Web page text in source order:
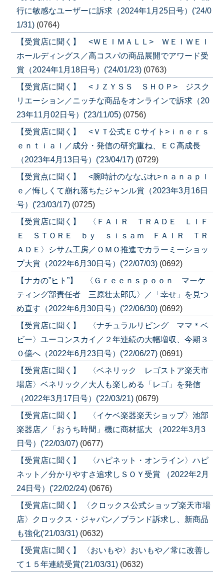
行に敏感なユーザーに訴求（2024年1月25日号）('24/0
1/31) (0764)
【受賞店に聞く】 <ＷＥＩＭＡＬＬ> ＷＥＩＷＥＩ
ホールディングス／高コスパの商品展開でアワード受
賞（2024年1月18日号）('24/01/23) (0763)
【受賞店に聞く】 <ＪＺＹＳＳ ＳＨＯＰ> ジスク
リエーション／ニッチな商品をオンラインで訴求（20
23年11月02日号）('23/11/05) (0756)
【受賞店に聞く】 <ＶＴ公式ＥＣサイト>ｉｎｅｒｓ
ｅｎｔｉａｌ／成分・発信の研究重ね、ＥＣ高成長
（2023年4月13日号）('23/04/17) (0729)
【受賞点に聞く】 <腕時計のななぷれ>ｎａｎａｐｌ
ｅ／悔しくて崩れ落ちたジャンル賞（2023年3月16日
号）('23/03/17) (0725)
【受賞店に聞く】 〈ＦＡＩＲ ＴＲＡＤＥ ＬＩＦ
Ｅ ＳＴＯＲＥ ｂｙ ｓｉｓａｍ ＦＡＩＲ ＴＲ
ＡＤＥ〉シサム工房／ＯＭＯ推進でカラーミーショッ
プ大賞（2022年6月30日号）('22/07/03) (0692)
【ナカの”ヒト”】 〈Ｇｒｅｅｎｓｐｏｏｎ マーケ
ティング部責任者 三原壮太郎氏〉／「幸せ」を見つ
め直す（2022年6月30日号）('22/06/30) (0692)
【受賞店に聞く】 〈ナチュラルリビング ママ＊ベ
ビー〉ユーコンスカイ／２年連続の大幅増収、今期３
０億へ（2022年6月23日号）('22/06/27) (0691)
【受賞店に聞く】 〈ベネリック レゴストア楽天市
場店〉ベネリック／大人も楽しめる「レゴ」を発信
（2022年3月17日号）('22/03/21) (0679)
【受賞店に聞く】 〈イケベ楽器楽天ショップ〉池部
楽器店／「おうち時間」機に商材拡大 （2022年3月3
日号）('22/03/07) (0677)
【受賞店に聞く】 〈ハピネット・オンライン〉ハピ
ネット／分かりやすさ追求しＳＯＹ受賞 （2022年2月
24日号）('22/02/24) (0676)
【受賞店に聞く】 〈クロックス公式ショップ楽天市場
店〉クロックス・ジャパン／ブランド訴求し、新商品
も強化('21/03/31) (0632)
【受賞店に聞く】 〈おいもや〉おいもや／常に改善し
て１５年連続受賞('21/03/31) (0632)